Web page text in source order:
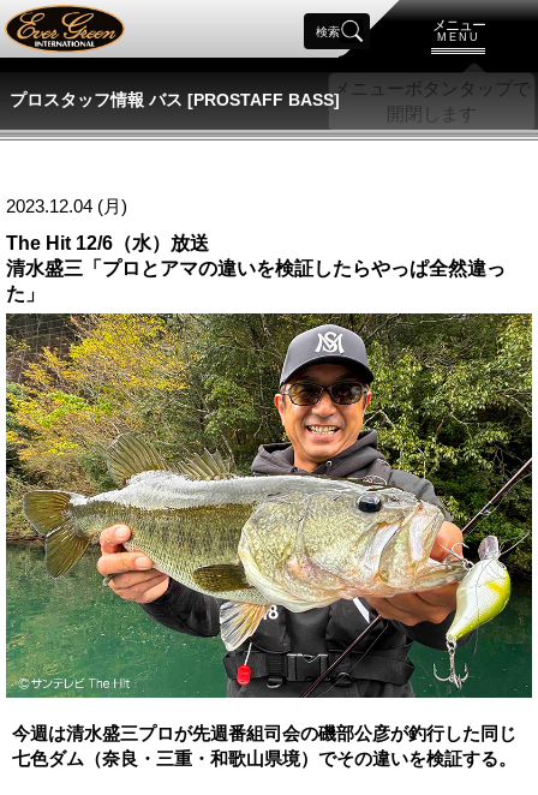
メニュー
MENU
検索
プロスタッフ情報 バス [PROSTAFF BASS]
2023.12.04 (月)
The Hit 12/6（水）放送
清水盛三「プロとアマの違いを検証したらやっぱ全然違っ
た」
今週は清水盛三プロが先週番組司会の磯部公彦が釣行した同じ
七色ダム（奈良・三重・和歌山県境）でその違いを検証する。